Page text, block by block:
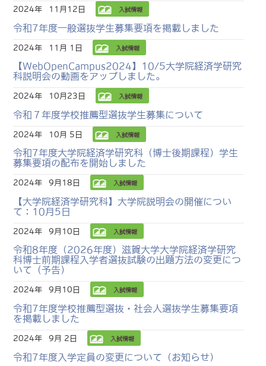
2024年 11月12日 入試情報
令和7年度一般選抜学生募集要項を掲載しました
2024年 11月 1日 入試情報
【WebOpenCampus2024】10/5大学院経済学研究
科説明会の動画をアップしました。
2024年 10月23日 入試情報
令和７年度学校推薦型選抜学生募集について
2024年 10月 5日 入試情報
令和7年度大学院経済学研究科（博士後期課程）学生
募集要項の配布を開始しました
2024年 9月18日 入試情報
【大学院経済学研究科】大学院説明会の開催につい
て：10月5日
2024年 9月10日 入試情報
令和8年度（2026年度）滋賀大学大学院経済学研究
科博士前期課程入学者選抜試験の出題方法の変更につ
いて（予告）
2024年 9月10日 入試情報
令和7年度学校推薦型選抜・社会人選抜学生募集要項
を掲載しました
2024年 9月 2日 入試情報
令和7年度入学定員の変更について（お知らせ）